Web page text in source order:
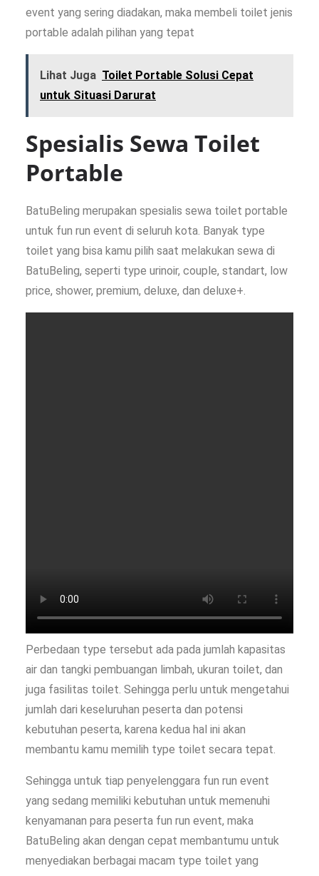
event yang sering diadakan, maka membeli toilet jenis
portable adalah pilihan yang tepat
Lihat Juga Toilet Portable Solusi Cepat
untuk Situasi Darurat
Spesialis Sewa Toilet
Portable
BatuBeling merupakan spesialis sewa toilet portable
untuk fun run event di seluruh kota. Banyak type
toilet yang bisa kamu pilih saat melakukan sewa di
BatuBeling, seperti type urinoir, couple, standart, low
price, shower, premium, deluxe, dan deluxe+.
Perbedaan type tersebut ada pada jumlah kapasitas
air dan tangki pembuangan limbah, ukuran toilet, dan
juga fasilitas toilet. Sehingga perlu untuk mengetahui
jumlah dari keseluruhan peserta dan potensi
kebutuhan peserta, karena kedua hal ini akan
membantu kamu memilih type toilet secara tepat.
Sehingga untuk tiap penyelenggara fun run event
yang sedang memiliki kebutuhan untuk memenuhi
kenyamanan para peserta fun run event, maka
BatuBeling akan dengan cepat membantumu untuk
menyediakan berbagai macam type toilet yang